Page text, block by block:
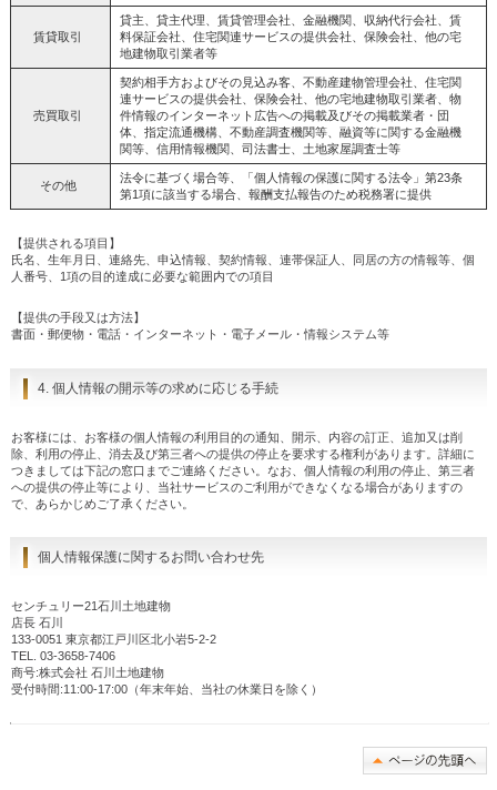
賃貸取引
貸主、貸主代理、賃貸管理会社、金融機関、収納代行会社、賃
料保証会社、住宅関連サービスの提供会社、保険会社、他の宅
地建物取引業者等
売買取引
契約相手方およびその見込み客、不動産建物管理会社、住宅関
連サービスの提供会社、保険会社、他の宅地建物取引業者、物
件情報のインターネット広告への掲載及びその掲載業者・団
体、指定流通機構、不動産調査機関等、融資等に関する金融機
関等、信用情報機関、司法書士、土地家屋調査士等
その他
法令に基づく場合等、「個人情報の保護に関する法令」第23条
第1項に該当する場合、報酬支払報告のため税務署に提供
【提供される項目】
氏名、生年月日、連絡先、申込情報、契約情報、連帯保証人、同居の方の情報等、個
人番号、1項の目的達成に必要な範囲内での項目
【提供の手段又は方法】
書面・郵便物・電話・インターネット・電子メール・情報システム等
4. 個人情報の開示等の求めに応じる手続
お客様には、お客様の個人情報の利用目的の通知、開示、内容の訂正、追加又は削
除、利用の停止、消去及び第三者への提供の停止を要求する権利があります。詳細に
つきましては下記の窓口までご連絡ください。なお、個人情報の利用の停止、第三者
への提供の停止等により、当社サービスのご利用ができなくなる場合がありますの
で、あらかじめご了承ください。
個人情報保護に関するお問い合わせ先
センチュリー21石川土地建物
店長 石川
133-0051 東京都江戸川区北小岩5-2-2
TEL. 03-3658-7406
商号:株式会社 石川土地建物
受付時間:11:00-17:00（年末年始、当社の休業日を除く）